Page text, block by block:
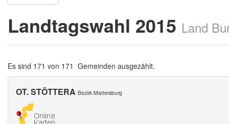
Landtagswahl 2015 Land
Es sind 171 von 171 Gemeinden ausgezählt.
OT. STÖTTERA Bezirk Mattersburg